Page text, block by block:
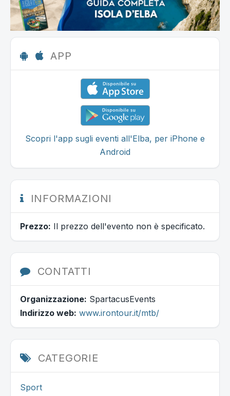
APP
Scopri l'app sugli eventi all'Elba, per iPhone e
Android
INFORMAZIONI
Prezzo: Il prezzo dell'evento non è specificato.
CONTATTI
Organizzazione: SpartacusEvents
Indirizzo web: www.irontour.it/mtb/
CATEGORIE
Sport